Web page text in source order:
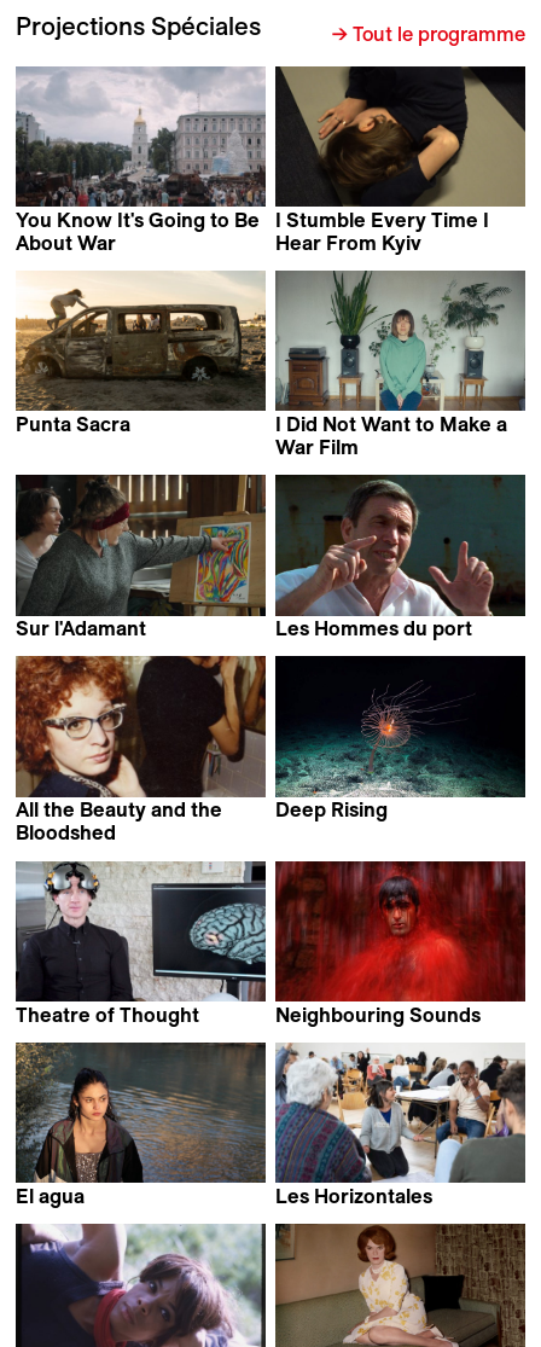
Projections Spéciales → Tout le programme
You Know It's Going to Be
About War
I Stumble Every Time I
Hear From Kyiv
Punta Sacra
I Did Not Want to Make a
War Film
Sur l'Adamant
Les Hommes du port
All the Beauty and the
Bloodshed
Deep Rising
Theatre of Thought
Neighbouring Sounds
El agua
Les Horizontales